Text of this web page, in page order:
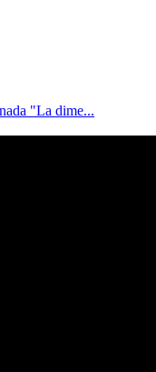
"La dime...